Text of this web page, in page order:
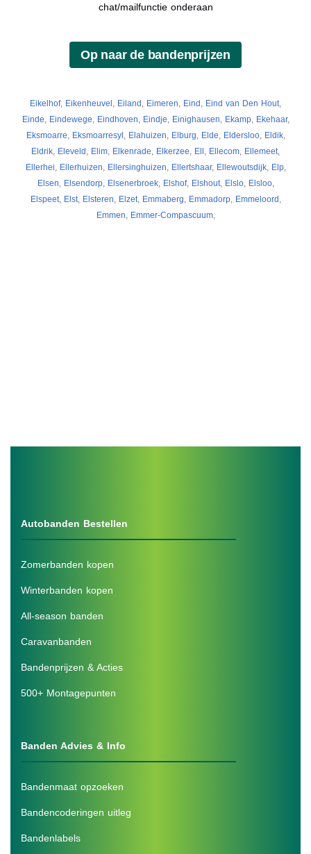
chat/mailfunctie onderaan
Eikelhof, Eikenheuvel Eiland Eimeren Eind Eind van Den Hout
Einde
Eindewege Eindhoven Eindje Einighausen Ekamp, Ekehaar,
Eksmoarre
Eksmoarresyl Elahuizen Elburg Elde Eldersloo, Eldik,
Eldrik Eleveld Elim Elkenrade Elkerzee Ell Ellecom Ellemeet
Ellerhei
Ellerhuizen Ellersinghuizen Ellertshaar, Ellewoutsdijk, Elp,
Elsen
Elsendorp, Elsenerbroek, Elshof, Elshout, Elslo, Elsloo,
Elspeet, Elst, Elsteren Elzet, Emmaberg Emmadorp, Emmeloord
Emmen
Emmer-Compascuum,
Autobanden Bestellen
Zomerbanden kopen
Winterbanden kopen
All-season banden
Caravanbanden
Bandenprijzen & Acties
500+ Montagepunten
Banden Advies & Info
Bandenmaat opzoeken
Bandencoderingen uitleg
Bandenlabels